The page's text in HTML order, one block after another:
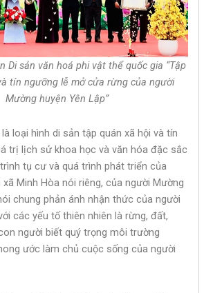
Di sản văn hoá phi vật thể quốc gia “Tập
tín ngưỡng lễ mở cửa rừng của người
Mường huyện Yên Lập”
loại hình di sản tập quán xã hội và tín
trị lịch sử khoa học và văn hóa đặc sắc
tụ cư và quá trình phát triển của
Minh Hòa nói riêng, của người Mường
chung phản ánh nhận thức của người
các yếu tố thiên nhiên là rừng, đất,
người biết quý trọng môi trường
ước làm chủ cuộc sống của người